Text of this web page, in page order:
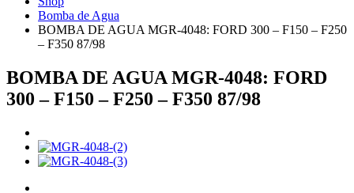
Bomba de Agua
BOMBA DE AGUA MGR-4048: FORD 300 – F150 – F250
– F350 87/98
BOMBA DE AGUA MGR-4048: FORD
300 – F150 – F250 – F350 87/98